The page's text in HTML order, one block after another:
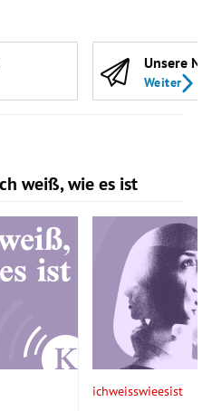
Unsere
Weiter
weiß, wie es ist
ichweisswieesist